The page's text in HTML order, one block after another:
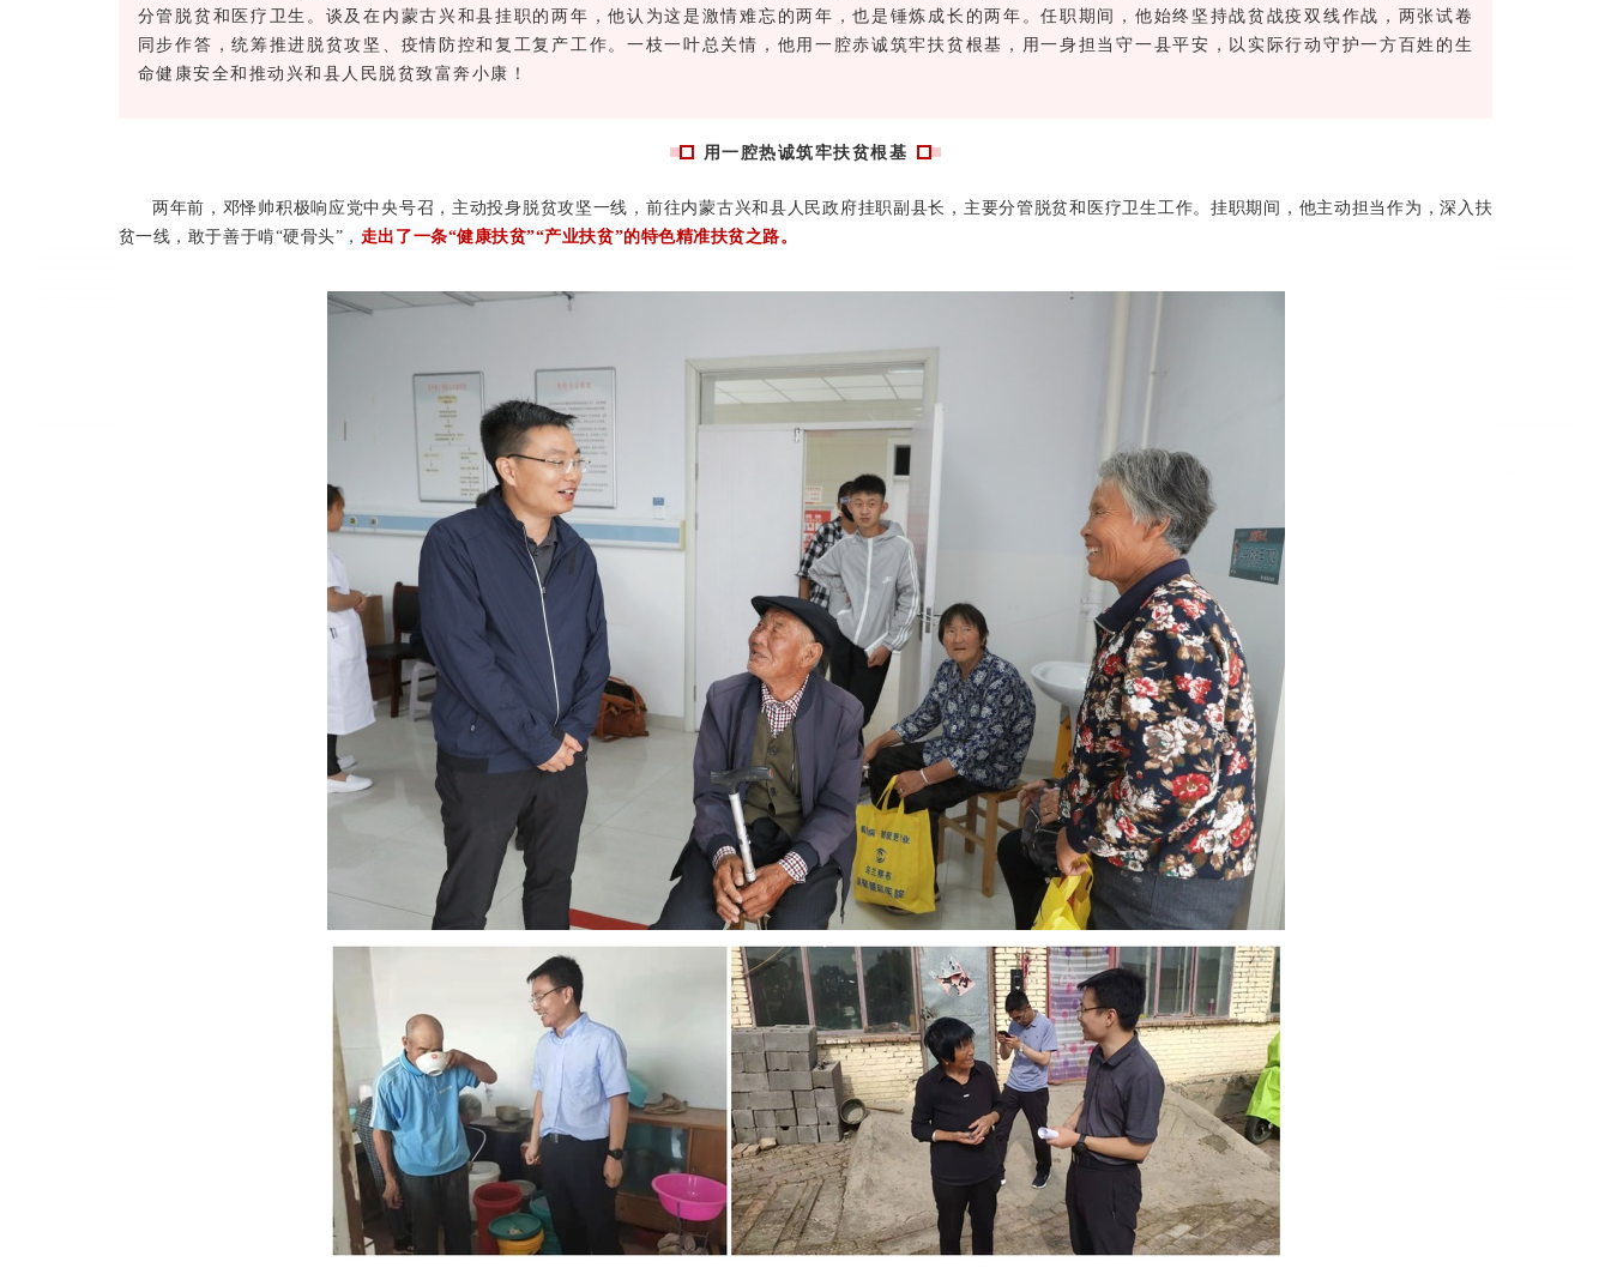
分管脱贫和医疗卫生。 谈及在内蒙古兴和县挂职的两年，他认为这是激情难忘的两年，也是锤炼成长的两年。任职期间，他始终坚持战贫战疫双线作战，两张试卷
同步作答，统筹推进脱贫攻坚、疫情防控和复工复产工作。一枝一叶总关情，他用一腔赤诚筑牢扶贫根基，用一身担当守一县平安，以实际行动守护一方百姓的生
命健康安全和推动兴和县人民脱贫致富奔小康！
用一腔热诚筑牢扶贫根基
两年前，邓怿帅积极响应党中央号召，主动投身脱贫攻坚一线，前往内蒙古兴和县人民政府挂职副县长，主要分管脱贫和医疗卫生工作。挂职期间，他主动担当作为，深入扶
贫一线，敢于善于啃“硬骨头”， 走出了一条“健康扶贫”“产业扶贫”的特色精准扶贫之路。